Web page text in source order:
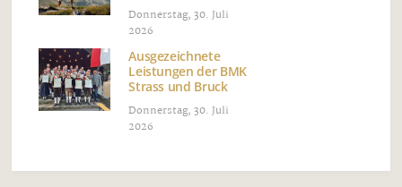
Donnerstag, 30. Juli
2026
Ausgezeichnete
Leistungen der BMK
Strass und Bruck
Donnerstag, 30. Juli
2026